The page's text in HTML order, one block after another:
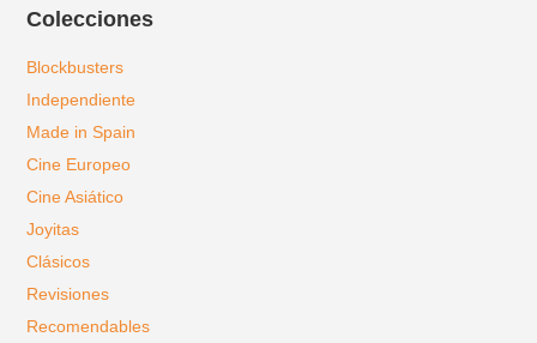
Colecciones
Blockbusters
Independiente
Made in Spain
Cine Europeo
Cine Asiático
Joyitas
Clásicos
Revisiones
Recomendables